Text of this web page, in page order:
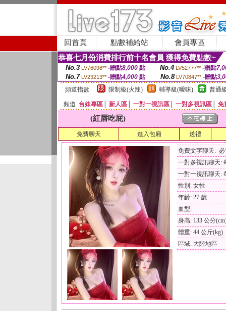
回首頁 點數補給站 會員專區
恭喜七月份消費排行前十名會員 獲得免費點數~
No.3 LV76098** -贈點8,000點 No.4 LV52777** -贈點
No.7 LV23213** -贈點4,000 點 No.8 LV70847** -贈點
頻道指數
限制級(火辣) 輔導級(曖昧) 普通
頻道 台妹專區 新人區 一對一視訊區 一對多視訊區 免
(紅唇吃屁)
免費聊天 進入包廂 送禮
免費文字聊天:
一對多視訊聊天:
一對一視訊聊天:
性別: 女性
年齡: 27 歲
血型:
身高: 133 公分
體重: 44 公斤(kg)
區域: 大陸地區